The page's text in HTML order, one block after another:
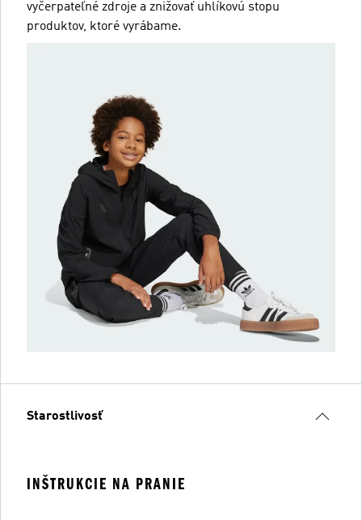
vyčerpateľné zdroje a znižovať uhlíkovú stopu
produktov, ktoré vyrábame.
Starostlivosť
INŠTRUKCIE NA PRANIE